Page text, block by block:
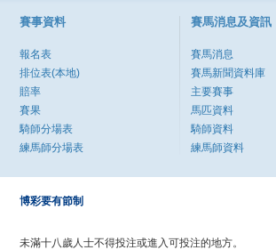
賽事資料
報名表
排位表(本地)
賠率
賽果
騎師分場表
練馬師分場表
賽馬消息及資訊
賽馬消息
賽馬新聞資料庫
主要賽事
馬匹資料
騎師資料
練馬師資料
博彩要有節制
未滿十八歲人士不得投注或進入可投注的地方。